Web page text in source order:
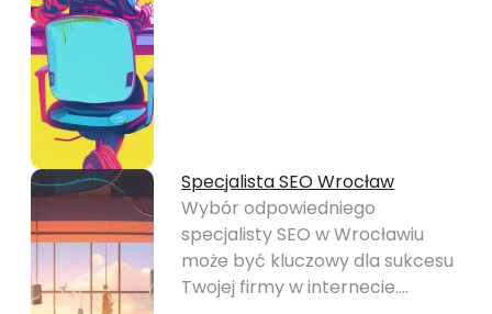
Specjalista SEO Wrocław
Wybór odpowiedniego
specjalisty SEO w Wrocławiu
może być kluczowy dla sukcesu
Twojej firmy w internecie.…